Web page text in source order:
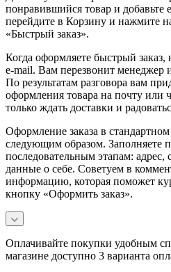
понравившийся товар и добавьте
перейдите в Корзину и нажмите
«Быстрый заказ».
Когда оформляете быстрый
e-mail. Вам перезвонит менеджер
По результатам разговора вам
оформления товара на почту или
только ждать доставки и
Оформление заказа в
следующим образом. Заполняете
последовательным этапам: адрес,
данные о себе. Советуем в
информацию, которая поможет
кнопку «Оформить заказ».
Оплачивайте покупки удобным
магазине доступно 3 варианта